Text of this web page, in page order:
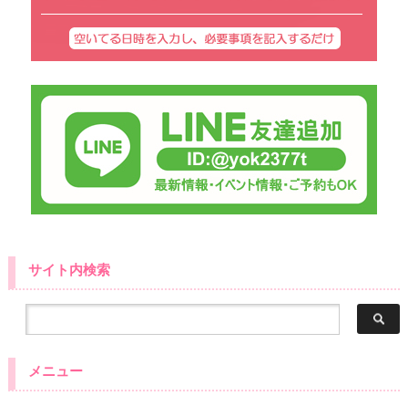
サイト内検索
メニュー